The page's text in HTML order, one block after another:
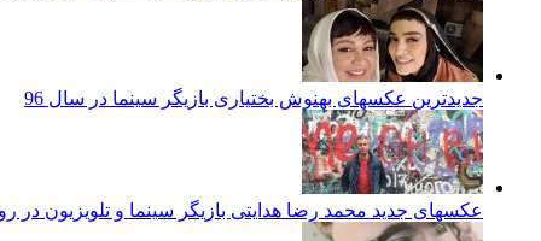
جدیدترین عکسهای بهنوش بختیاری بازیگر سینما در سال 96
عکسهای جدید محمد رضا هدایتی بازیگر سینما و تلویزیون در